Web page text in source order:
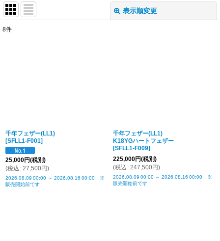
表示順変更
8件
千年フェザー(LL1)
[SFLL1-F001]
25,000円(税別)
(税込 : 27,500円)
2026.08.09 00:00 ～ 2026.08.16 00:00 ※
販売開始前です
千年フェザー(LL1)
K18YGハートフェザー
[SFLL1-F009]
225,000円(税別)
(税込 : 247,500円)
2026.08.09 00:00 ～ 2026.08.16 00:00 ※
販売開始前です